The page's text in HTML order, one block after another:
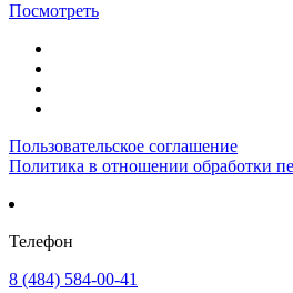
Посмотреть
Пользовательское соглашение
Политика в отношении обработки
Телефон
8 (484) 584-00-41